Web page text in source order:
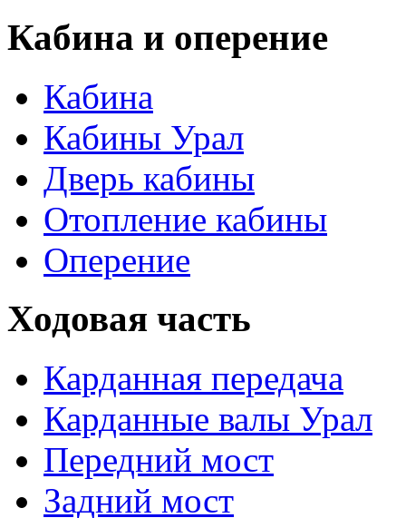
Кабина и оперение
Кабина
Кабины Урал
Дверь кабины
Отопление кабины
Оперение
Ходовая часть
Карданная передача
Карданные валы Урал
Передний мост
Задний мост